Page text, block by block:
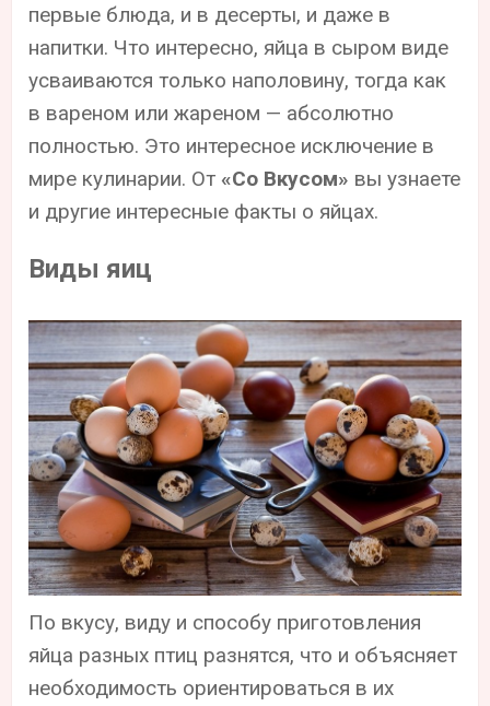
первые блюда, и в десерты, и даже в
напитки. Что интересно, яйца в сыром виде
усваиваются только наполовину, тогда как
в вареном или жареном — абсолютно
полностью. Это интересное исключение в
мире кулинарии. От «Со Вкусом» вы узнаете
и другие интересные факты о яйцах.
Виды яиц
По вкусу, виду и способу приготовления
яйца разных птиц разнятся, что и объясняет
необходимость ориентироваться в их